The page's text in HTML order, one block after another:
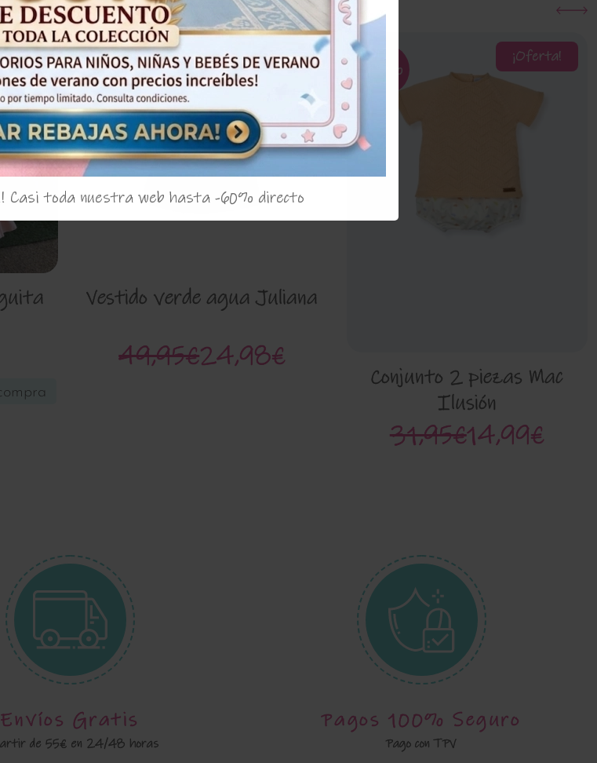
¡Oferta!
50%
Vestido verde agua Juliana
49,95€24,98€
¡Oferta!
53%
Conjunto 2 piezas Mac
Ilusión
31,95€14,99€
Envíos Gratis
de 55€ en 24/48 horas
Pagos 100% Seguro
Pago con TPV
Casi toda nuestra web hasta -60% directo